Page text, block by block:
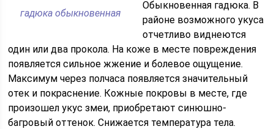
гадюка обыкновенная
Обыкновенная гадюка. В
районе возможного укуса
отчетливо виднеются
один или два прокола. На коже в месте повреждения
появляется сильное жжение и болевое ощущение.
Максимум через полчаса появляется значительный
отек и покраснение. Кожные покровы в месте, где
произошел укус змеи, приобретают синюшно-
багровый оттенок. Снижается температура тела.